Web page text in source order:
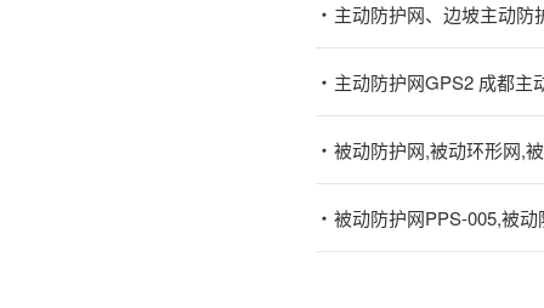
主动防护网、边坡主动防
主动防护网GPS2 成都主
被动防护网,被动环形网,
被动防护网PPS-005,被